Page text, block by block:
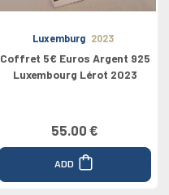
Luxemburg 2023
Coffret 5€ Euros Argent 925
Luxembourg Lérot 2023
55.00 €
ADD